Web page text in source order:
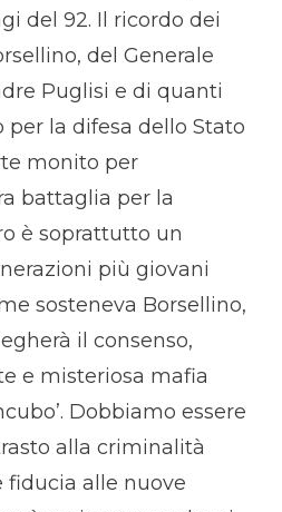
del 92. Il ricordo dei
del Generale
Puglisi e di quanti
la difesa dello Stato
monito per
battaglia per la
è soprattutto un
più giovani
sosteneva Borsellino,
il consenso,
e misteriosa mafia
Dobbiamo essere
alla criminalità
fiducia alle nuove